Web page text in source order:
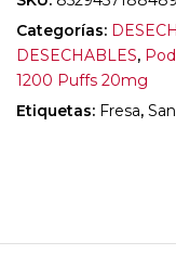
Categorías:
DESECHABLES,
1200 Puffs 20mg
Etiquetas: Fresa,